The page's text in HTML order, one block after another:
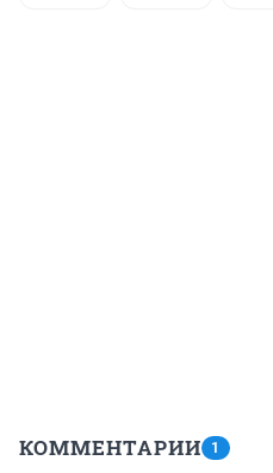
КОММЕНТАРИИ 1